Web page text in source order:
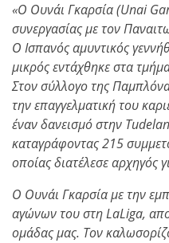
«Ο Ουνάι Γκαρσία (Unai
συνεργασίας με τον
Ο Ισπανός αμυντικός
μικρός εντάχθηκε στα
Στον σύλλογο της
την επαγγελματική του
έναν δανεισμό στην
καταγράφοντας 215
οποίας διατέλεσε αρχηγός
Ο Ουνάι Γκαρσία με την
αγώνων του στη LaLiga,
ομάδας μας. Τον